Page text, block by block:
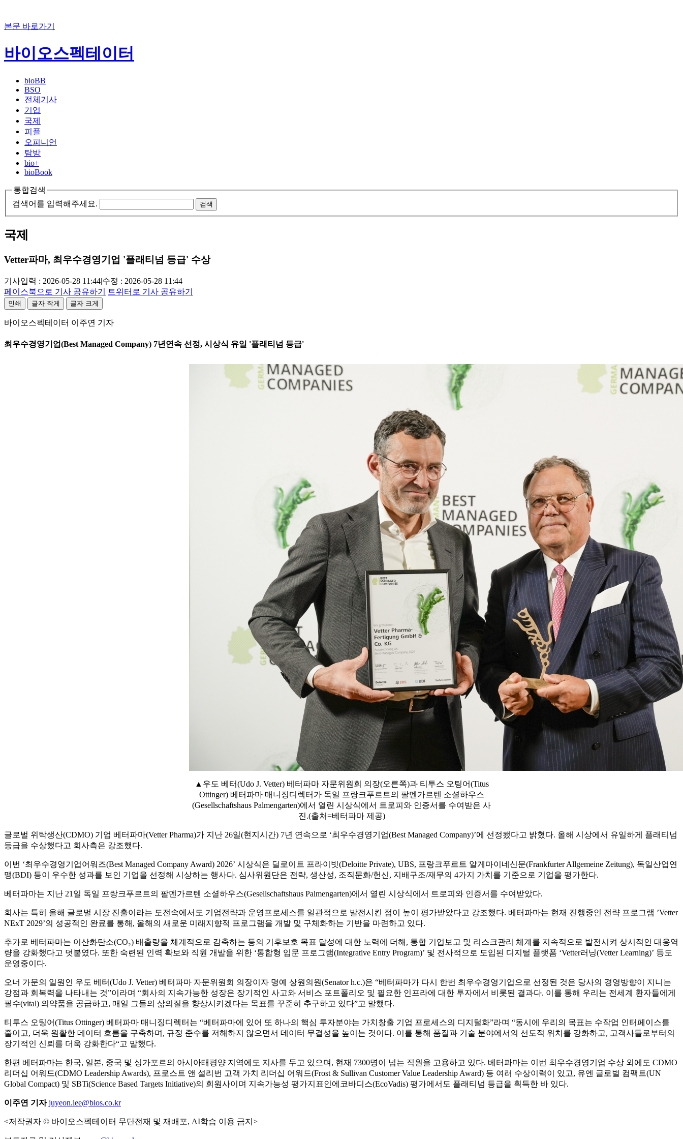
본문 바로가기
바이오스펙테이터
bioBB
BSO
전체기사
기업
국제
피플
오피니언
탐방
bio+
bioBook
통합검색
검색어를 입력해주세요.
검색
국제
Vetter파마, 최우수경영기업 '플래티넘 등급' 수상
기사입력 : 2026-05-28 11:44|수정 : 2026-05-28 11:44
페이스북으로 기사 공유하기
트위터로 기사 공유하기
인쇄 글자 작게 글자 크게
바이오스펙테이터 이주연 기자
최우수경영기업(Best Managed Company) 7년연속 선정, 시상식 유일 '플래티넘 등급'
▲우도 베터(Udo J. Vetter) 베터파마 자문위원회 의장(오른쪽)과 티투스 오팅어(Titus
Ottinger) 베터파마 매니징디렉터가 독일 프랑크푸르트의 팔멘가르텐 소셜하우스
(Gesellschaftshaus Palmengarten)에서 열린 시상식에서 트로피와 인증서를 수여받은 사
진.(출처=베터파마 제공)
글로벌 위탁생산(CDMO) 기업 베터파마(Vetter Pharma)가 지난 26일(현지시간) 7년 연속으로 ‘최우수경영기업(Best Managed Company)’에 선정됐다고 밝혔다. 올해 시상에서 유일하게 플래티넘
등급을 수상했다고 회사측은 강조했다.
이번 ‘최우수경영기업어워즈(Best Managed Company Award) 2026’ 시상식은 딜로이트 프라이빗(Deloitte Private), UBS, 프랑크푸르트 알게마이네신문(Frankfurter Allgemeine Zeitung), 독일산업연
맹(BDI) 등이 우수한 성과를 보인 기업을 선정해 시상하는 행사다. 심사위원단은 전략, 생산성, 조직문화/헌신, 지배구조/재무의 4가지 가치를 기준으로 기업을 평가한다.
베터파마는 지난 21일 독일 프랑크푸르트의 팔멘가르텐 소셜하우스(Gesellschaftshaus Palmengarten)에서 열린 시상식에서 트로피와 인증서를 수여받았다.
회사는 특히 올해 글로벌 시장 진출이라는 도전속에서도 기업전략과 운영프로세스를 일관적으로 발전시킨 점이 높이 평가받았다고 강조했다. 베터파마는 현재 진행중인 전략 프로그램 ’Vetter
NExT 2029’의 성공적인 완료를 통해, 올해의 새로운 미래지향적 프로그램을 개발 및 구체화하는 기반을 마련하고 있다.
추가로 베터파마는 이산화탄소(CO₂) 배출량을 체계적으로 감축하는 등의 기후보호 목표 달성에 대한 노력에 더해, 통합 기업보고 및 리스크관리 체계를 지속적으로 발전시켜 상시적인 대응역
량을 강화했다고 덧붙였다. 또한 숙련된 인력 확보와 직원 개발을 위한 ‘통합형 입문 프로그램(Integrative Entry Program)’ 및 전사적으로 도입된 디지털 플랫폼 ‘Vetter러닝(Vetter Learning)’ 등도
운영중이다.
오너 가문의 일원인 우도 베터(Udo J. Vetter) 베터파마 자문위원회 의장이자 명예 상원의원(Senator h.c.)은 “베터파마가 다시 한번 최우수경영기업으로 선정된 것은 당사의 경영방향이 지니는
강점과 회복력을 나타내는 것”이라며 “회사의 지속가능한 성장은 장기적인 사고와 서비스 포트폴리오 및 필요한 인프라에 대한 투자에서 비롯된 결과다. 이를 통해 우리는 전세계 환자들에게
필수(vital) 의약품을 공급하고, 매일 그들의 삶의질을 향상시키겠다는 목표를 꾸준히 추구하고 있다”고 말했다.
티투스 오팅어(Titus Ottinger) 베터파마 매니징디렉터는 “베터파마에 있어 또 하나의 핵심 투자분야는 가치창출 기업 프로세스의 디지털화”라며 “동시에 우리의 목표는 수작업 인터페이스를
줄이고, 더욱 원활한 데이터 흐름을 구축하며, 규정 준수를 저해하지 않으면서 데이터 무결성을 높이는 것이다. 이를 통해 품질과 기술 분야에서의 선도적 위치를 강화하고, 고객사들로부터의
장기적인 신뢰를 더욱 강화한다“고 말했다.
한편 베터파마는 한국, 일본, 중국 및 싱가포르의 아시아태평양 지역에도 지사를 두고 있으며, 현재 7300명이 넘는 직원을 고용하고 있다. 베터파마는 이번 최우수경영기업 수상 외에도 CDMO
리더십 어워드(CDMO Leadership Awards), 프로스트 앤 설리번 고객 가치 리더십 어워드(Frost & Sullivan Customer Value Leadership Award) 등 여러 수상이력이 있고, 유엔 글로벌 컴팩트(UN
Global Compact) 및 SBTi(Science Based Targets Initiative)의 회원사이며 지속가능성 평가지표인에코바디스(EcoVadis) 평가에서도 플래티넘 등급을 획득한 바 있다.
이주연 기자 juyeon.lee@bios.co.kr
<저작권자 © 바이오스펙테이터 무단전재 및 재배포, AI학습 이용 금지>